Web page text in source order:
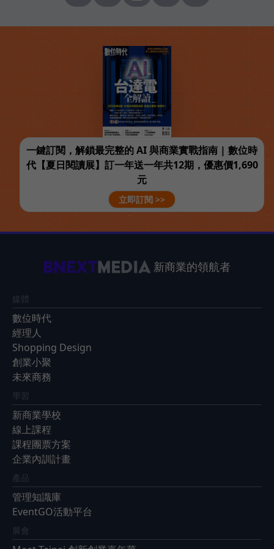
一鍵訂閱，解鎖最完整的 AI 與商業實戰指南 | 數位時
代【夏日閱讀展】訂一年送一年共12期，優惠價1,690
元
立即訂閱 >>
新商業的領航者
媒體
數位時代
經理人
Shopping Design
創業小聚
未來商務
學習
新商業學校
線上課程
課程團票方案
企業內訓計畫
產品
管理知識庫
EventGO活動平台
展會